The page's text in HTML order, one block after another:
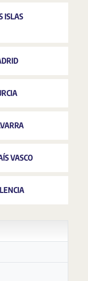
ISLAS
VASCO